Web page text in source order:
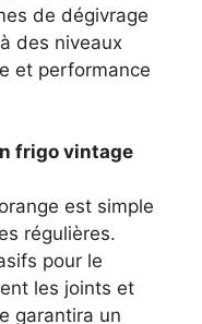
de dégivrage
des niveaux
et performance
frigo vintage
est simple
régulières.
pour le
les joints et
garantira un